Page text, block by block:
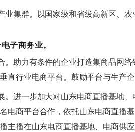
业集群。以国家级和省级高新区、
子商务业。
。助力有条件的企业打造集商品网
直行业电商平台。鼓励平台与生产
。进一步加大对山东电商直播基地
电商平台合作，依托山东电商直播
主播在山东电商直播基地、电商供